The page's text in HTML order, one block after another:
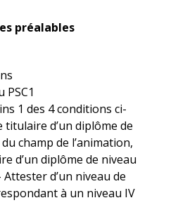
préalables
1 des 4 conditions ci-
titulaire d’un diplôme de
champ de l’animation,
d’un diplôme de niveau
d’un niveau de
à un niveau IV